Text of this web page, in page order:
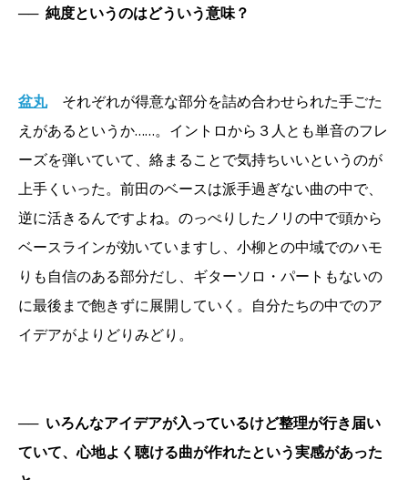
── 純度というのはどういう意味？
盆丸
それぞれが得意な部分を詰め合わせられた手ごた
えがあるというか……。イントロから３人とも単音のフレ
ーズを弾いていて、絡まることで気持ちいいというのが
上手くいった。前田のベースは派手過ぎない曲の中で、
逆に活きるんですよね。のっぺりしたノリの中で頭から
ベースラインが効いていますし、小柳との中域でのハモ
りも自信のある部分だし、ギターソロ・パートもないの
に最後まで飽きずに展開していく。自分たちの中でのア
イデアがよりどりみどり。
── いろんなアイデアが入っているけど整理が行き届い
ていて、心地よく聴ける曲が作れたという実感があった